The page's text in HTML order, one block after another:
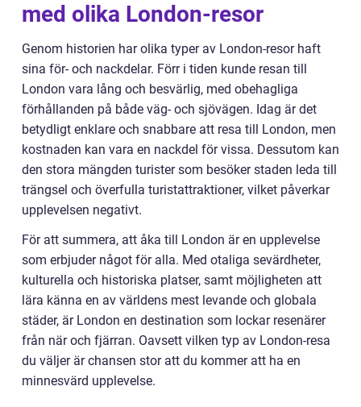
med olika London-resor
Genom historien har olika typer av London-resor haft
sina för- och nackdelar. Förr i tiden kunde resan till
London vara lång och besvärlig, med obehagliga
förhållanden på både väg- och sjövägen. Idag är det
betydligt enklare och snabbare att resa till London, men
kostnaden kan vara en nackdel för vissa. Dessutom kan
den stora mängden turister som besöker staden leda till
trängsel och överfulla turistattraktioner, vilket påverkar
upplevelsen negativt.
För att summera, att åka till London är en upplevelse
som erbjuder något för alla. Med otaliga sevärdheter,
kulturella och historiska platser, samt möjligheten att
lära känna en av världens mest levande och globala
städer, är London en destination som lockar resenärer
från när och fjärran. Oavsett vilken typ av London-resa
du väljer är chansen stor att du kommer att ha en
minnesvärd upplevelse.